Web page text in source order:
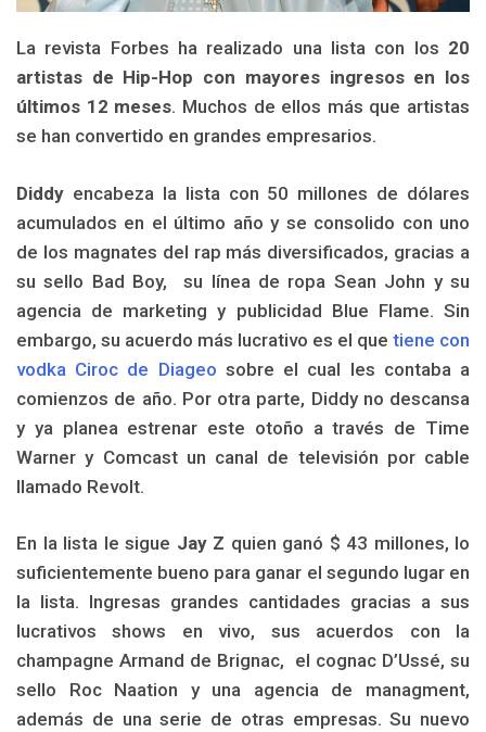
La revista Forbes ha realizado una lista con los 20
artistas de Hip-Hop con mayores ingresos en los
últimos 12 meses. Muchos de ellos más que artistas
se han convertido en grandes empresarios.
Diddy encabeza la lista con 50 millones de dólares
acumulados en el último año y se consolido con uno
de los magnates del rap más diversificados, gracias a
su sello Bad Boy, su línea de ropa Sean John y su
agencia de marketing y publicidad Blue Flame. Sin
embargo, su acuerdo más lucrativo es el que tiene con
vodka Ciroc de Diageo sobre el cual les contaba a
comienzos de año. Por otra parte, Diddy no descansa
y ya planea estrenar este otoño a través de Time
Warner y Comcast un canal de televisión por cable
llamado Revolt.
En la lista le sigue Jay Z quien ganó $ 43 millones, lo
suficientemente bueno para ganar el segundo lugar en
la lista. Ingresas grandes cantidades gracias a sus
lucrativos shows en vivo, sus acuerdos con la
champagne Armand de Brignac, el cognac D’Ussé, su
sello Roc Naation y una agencia de managment,
además de una serie de otras empresas. Su nuevo